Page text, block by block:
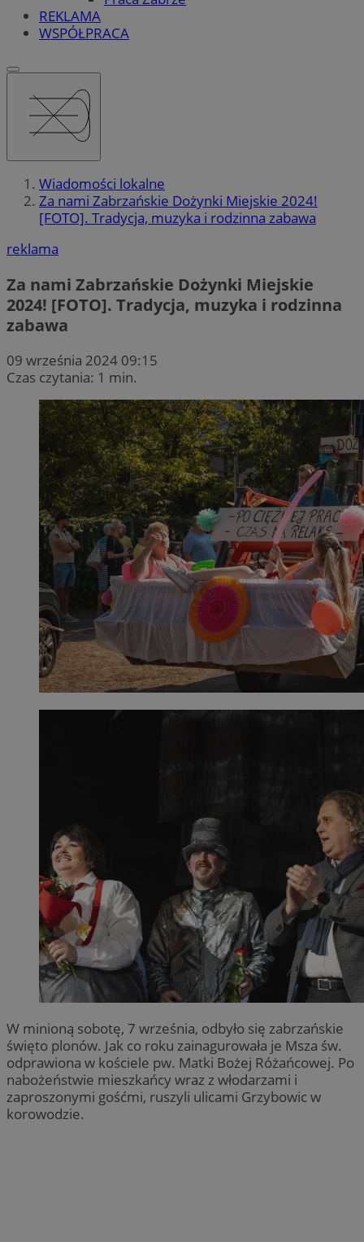
REKLAMA
WSPÓŁPRACA
Wiadomości lokalne
Za nami Zabrzańskie Dożynki Miejskie 2024!
[FOTO]. Tradycja, muzyka i rodzinna zabawa
reklama
Za nami Zabrzańskie Dożynki Miejskie
2024! [FOTO]. Tradycja, muzyka i rodzinna
zabawa
09 września 2024 09:15
Czas czytania: 1 min.
W minioną sobotę, 7 września, odbyło się zabrzańskie
święto plonów. Jak co roku zainagurowała je Msza św.
odprawiona w kościele pw. Matki Bożej Różańcowej. Po
nabożeństwie mieszkańcy wraz z włodarzami i
zaproszonymi gośćmi, ruszyli ulicami Grzybowic w
korowodzie.